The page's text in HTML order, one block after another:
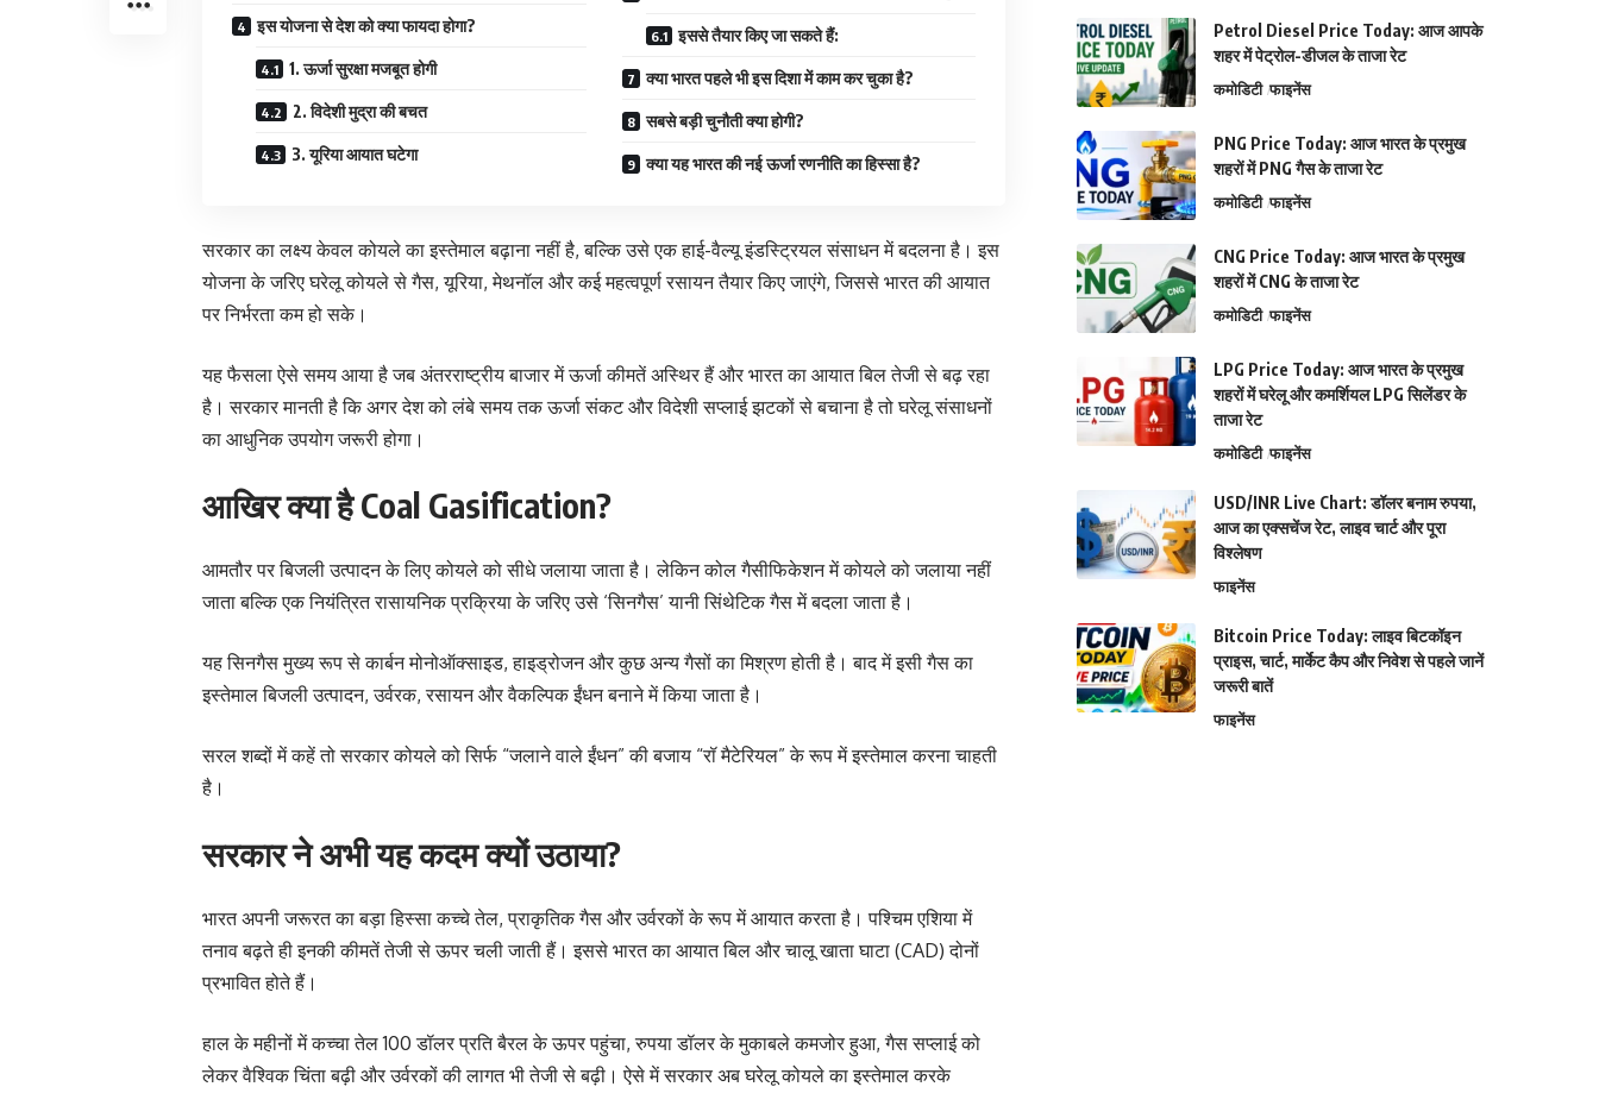
इस योजना से देश को क्या फायदा होगा?
1. ऊर्जा सुरक्षा मजबूत होगी
2. विदेशी मुद्रा की बचत
3. यूरिया आयात घटेगा
इससे तैयार किए जा सकते हैं:
क्या भारत पहले भी इस दिशा में काम कर चुका है?
सबसे बड़ी चुनौती क्या होगी?
क्या यह भारत की नई ऊर्जा रणनीति का हिस्सा है?
सरकार का लक्ष्य केवल कोयले का इस्तेमाल बढ़ाना नहीं है, बल्कि उसे एक हाई-वैल्यू इंडस्ट्रियल संसाधन में बदलना है। इस
योजना के जरिए घरेलू कोयले से गैस, यूरिया, मेथनॉल और कई महत्वपूर्ण रसायन तैयार किए जाएंगे, जिससे भारत की आयात
पर निर्भरता कम हो सके।
यह फैसला ऐसे समय आया है जब अंतरराष्ट्रीय बाजार में ऊर्जा कीमतें अस्थिर हैं और भारत का आयात बिल तेजी से बढ़ रहा
है। सरकार मानती है कि अगर देश को लंबे समय तक ऊर्जा संकट और विदेशी सप्लाई झटकों से बचाना है तो घरेलू संसाधनों
का आधुनिक उपयोग जरूरी होगा।
आखिर क्या है Coal Gasification?
आमतौर पर बिजली उत्पादन के लिए कोयले को सीधे जलाया जाता है। लेकिन कोल गैसीफिकेशन में कोयले को जलाया नहीं
जाता बल्कि एक नियंत्रित रासायनिक प्रक्रिया के जरिए उसे ‘सिनगैस’ यानी सिंथेटिक गैस में बदला जाता है।
यह सिनगैस मुख्य रूप से कार्बन मोनोऑक्साइड, हाइड्रोजन और कुछ अन्य गैसों का मिश्रण होती है। बाद में इसी गैस का
इस्तेमाल बिजली उत्पादन, उर्वरक, रसायन और वैकल्पिक ईंधन बनाने में किया जाता है।
सरल शब्दों में कहें तो सरकार कोयले को सिर्फ “जलाने वाले ईंधन” की बजाय “रॉ मैटेरियल” के रूप में इस्तेमाल करना चाहती
है।
सरकार ने अभी यह कदम क्यों उठाया?
भारत अपनी जरूरत का बड़ा हिस्सा कच्चे तेल, प्राकृतिक गैस और उर्वरकों के रूप में आयात करता है। पश्चिम एशिया में
तनाव बढ़ते ही इनकी कीमतें तेजी से ऊपर चली जाती हैं। इससे भारत का आयात बिल और चालू खाता घाटा (CAD) दोनों
प्रभावित होते हैं।
हाल के महीनों में कच्चा तेल 100 डॉलर प्रति बैरल के ऊपर पहुंचा, रुपया डॉलर के मुकाबले कमजोर हुआ, गैस सप्लाई को
लेकर वैश्विक चिंता बढ़ी और उर्वरकों की लागत भी तेजी से बढ़ी। ऐसे में सरकार अब घरेलू कोयले का इस्तेमाल करके
Petrol Diesel Price Today: आज आपके
शहर में पेट्रोल-डीजल के ताजा रेट
कमोडिटी फाइनेंस
PNG Price Today: आज भारत के प्रमुख
शहरों में PNG गैस के ताजा रेट
कमोडिटी फाइनेंस
CNG Price Today: आज भारत के प्रमुख
शहरों में CNG के ताजा रेट
कमोडिटी फाइनेंस
LPG Price Today: आज भारत के प्रमुख
शहरों में घरेलू और कमर्शियल LPG सिलेंडर के
ताजा रेट
कमोडिटी फाइनेंस
USD/INR Live Chart: डॉलर बनाम रुपया,
आज का एक्सचेंज रेट, लाइव चार्ट और पूरा
विश्लेषण
फाइनेंस
Bitcoin Price Today: लाइव बिटकॉइन
प्राइस, चार्ट, मार्केट कैप और निवेश से पहले जानें
जरूरी बातें
फाइनेंस